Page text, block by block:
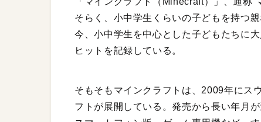
そらく、小中学生くらいの子どもを持つ
今、小中学生を中心とした子どもたちに
ヒットを記録している。
そもそもマインクラフトは、2009年にス
フトが展開している。発売から長い年月